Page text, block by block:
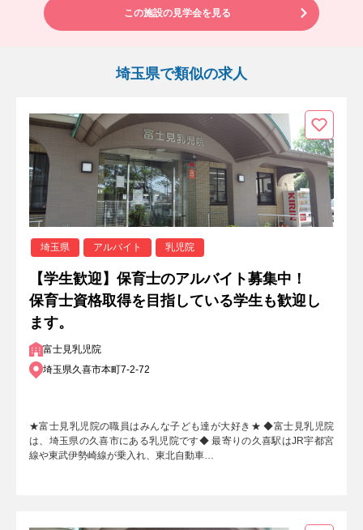
この施設の見学会を見る
埼玉県で類似の求人
埼玉県 アルバイト 乳児院
【学生歓迎】保育士のアルバイト募集中！
保育士資格取得を目指している学生も歓迎し
ます。
富士見乳児院
埼玉県久喜市本町7-2-72
★富士見乳児院の職員はみんな子ども達が大好き★ ◆富士見乳児院
は、埼玉県の久喜市にある乳児院です◆ 最寄りの久喜駅はJR宇都宮
線や東武伊勢崎線が乗入れ、東北自動車…